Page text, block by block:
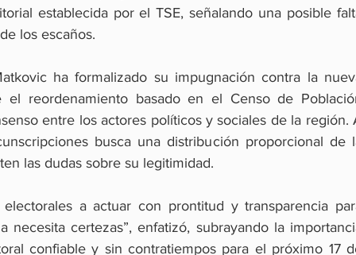
establecida por el TSE, señalando una posible
los escaños.
ha formalizado su impugnación contra la
el reordenamiento basado en el Censo de
entre los actores políticos y sociales de la región.
busca una distribución proporcional de
las dudas sobre su legitimidad.
a actuar con prontitud y transparencia
necesita certezas”, enfatizó, subrayando la
confiable y sin contratiempos para el próximo 17